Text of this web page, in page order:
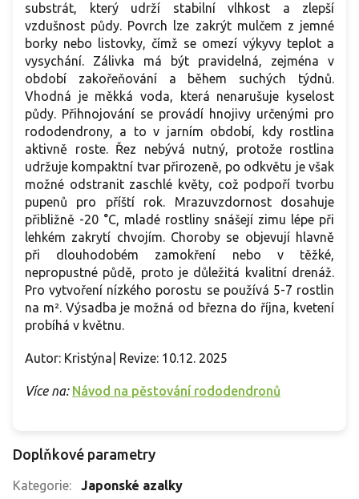
substrát, který udrží stabilní vlhkost a zlepší
vzdušnost půdy. Povrch lze zakrýt mulčem z jemné
borky nebo listovky, čímž se omezí výkyvy teplot a
vysychání. Zálivka má být pravidelná, zejména v
období zakořeňování a během suchých týdnů.
Vhodná je měkká voda, která nenarušuje kyselost
půdy. Přihnojování se provádí hnojivy určenými pro
rododendrony, a to v jarním období, kdy rostlina
aktivně roste. Řez nebývá nutný, protože rostlina
udržuje kompaktní tvar přirozeně, po odkvětu je však
možné odstranit zaschlé květy, což podpoří tvorbu
pupenů pro příští rok. Mrazuvzdornost dosahuje
přibližně -20 °C, mladé rostliny snášejí zimu lépe při
lehkém zakrytí chvojím. Choroby se objevují hlavně
při dlouhodobém zamokření nebo v těžké,
nepropustné půdě, proto je důležitá kvalitní drenáž.
Pro vytvoření nízkého porostu se používá 5-7 rostlin
na m². Výsadba je možná od března do října, kvetení
probíhá v květnu.
Autor: Kristýna| Revize: 10.12. 2025
Více na: Návod na pěstování rododendronů
Doplňkové parametry
Kategorie:
Japonské azalky